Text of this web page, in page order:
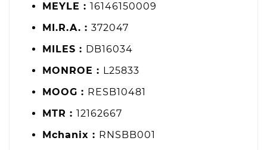
MEYLE : 16146150009
MI.R.A. : 372047
MILES : DB16034
MONROE : L25833
MOOG : RESB10481
MTR : 12162667
Mchanix : RNSBB001